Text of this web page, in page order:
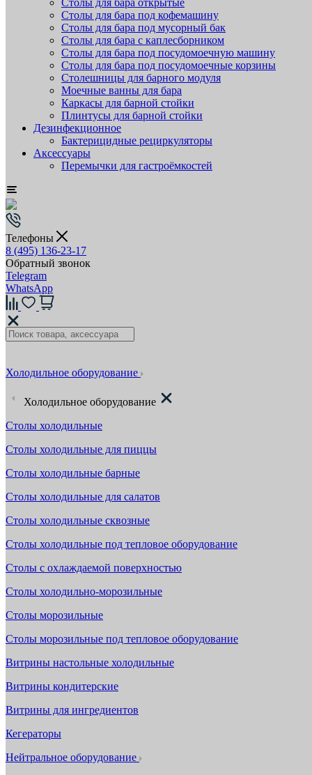
Столы для бара открытые
Столы для бара под кофемашину
Столы для бара под мусорный бак
Столы для бара с каплесборником
Столы для бара под посудомоечную машину
Столы для бара под посудомоечные корзины
Столешницы для барного модуля
Моечные ванны для бара
Каркасы для барной стойки
Плинтусы для барной стойки
Дезинфекционное
Бактерицидные рециркуляторы
Аксессуары
Перемычки для гастроёмкостей
Телефоны
8 (495) 136-23-17
Обратный звонок
Telegram
WhatsApp
Холодильное оборудование
Холодильное оборудование
Столы холодильные
Столы холодильные для пиццы
Столы холодильные барные
Столы холодильные для салатов
Столы холодильные сквозные
Столы холодильные под тепловое оборудование
Столы с охлаждаемой поверхностью
Столы холодильно-морозильные
Столы морозильные
Столы морозильные под тепловое оборудование
Витрины настольные холодильные
Витрины кондитерские
Витрины для ингредиентов
Кегераторы
Нейтральное оборудование